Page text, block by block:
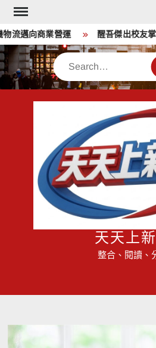
Skip
content
邁向商業營運 醒吾傑出校友掌舵
Search
天天上
整合、閱讀、